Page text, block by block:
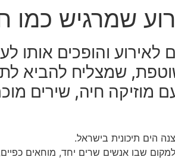
שמרגיש כמו
והופכים אותו
שמצליח להביא
חיה, שירים
הים תיכונית בישראל.
שבו אנשים שרים יחד, מוחאים כפיים,